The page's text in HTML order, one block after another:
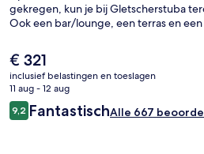
gekregen, kun je bij Gletscherstuba
Ook een bar/lounge, een terras en
skiopslagruimte zijn ook beschikbaar.
spreken over het behulpzame
De
huidige
prijs
is
€ 321
€ 321
inclusief belastingen en toeslagen
11 aug - 12 aug
Beoordelingen
9,29,2 op 10 –
FantastischAlle 667